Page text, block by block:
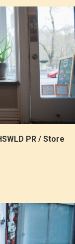
PR / Store